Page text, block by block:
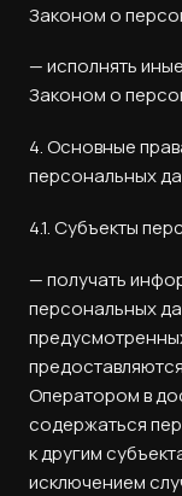
Законом о
— исполнять
Законом о
4. Основные
персональных
4.1. Субъекты
— получать
персональных
Оператором в
содержаться
к другим
исключением